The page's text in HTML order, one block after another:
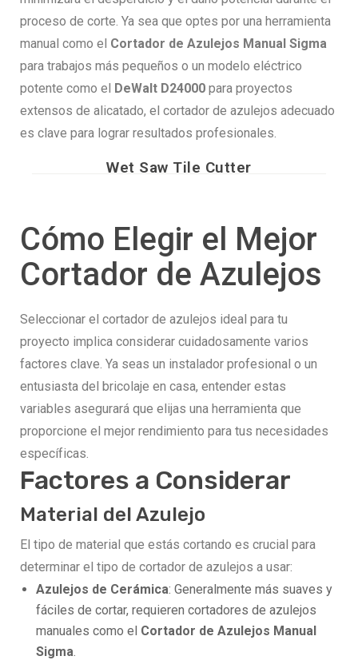
proceso de corte. Ya sea que optes por una herramienta
manual como el Cortador de Azulejos Manual Sigma
para trabajos más pequeños o un modelo eléctrico
potente como el DeWalt D24000 para proyectos
extensos de alicatado, el cortador de azulejos adecuado
es clave para lograr resultados profesionales.
Wet Saw Tile Cutter
Cómo Elegir el Mejor
Cortador de Azulejos
Seleccionar el cortador de azulejos ideal para tu
proyecto implica considerar cuidadosamente varios
factores clave. Ya seas un instalador profesional o un
entusiasta del bricolaje en casa, entender estas
variables asegurará que elijas una herramienta que
proporcione el mejor rendimiento para tus necesidades
específicas.
Factores a Considerar
Material del Azulejo
El tipo de material que estás cortando es crucial para
determinar el tipo de cortador de azulejos a usar:
Azulejos de Cerámica: Generalmente más suaves y
fáciles de cortar, requieren cortadores de azulejos
manuales como el Cortador de Azulejos Manual
Sigma